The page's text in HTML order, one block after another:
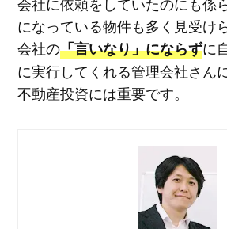
になっている物件も多く見受け
会社の「言いなり」にならずに
に実行してくれる管理会社さん
不動産投資には重要です。